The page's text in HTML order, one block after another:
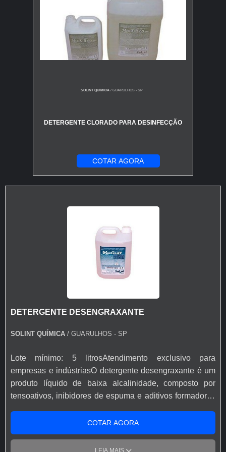
SOLINT QUÍMICA/ GUARULHOS - SP
DETERGENTE CLORADO PARA DESINFECÇÃO
COTAR AGORA
DETERGENTE DESENGRAXANTE
SOLINT QUÍMICA / GUARULHOS - SP
Lote mínimo: 5 litrosAtendimento exclusivo para
empresas e indústriasO detergente desengraxante é um
produto líquido de baixa alcalinidade, composto por
tensoativos, inibidores de espuma e aditivos formadores
a secagem.VANTAGENS DO DETERGENTE O preparo
do produto é realizado de variadas formas, possuindo
concentração, temperatura, tempo e processos
COTAR AGORA
LEIA MAIS